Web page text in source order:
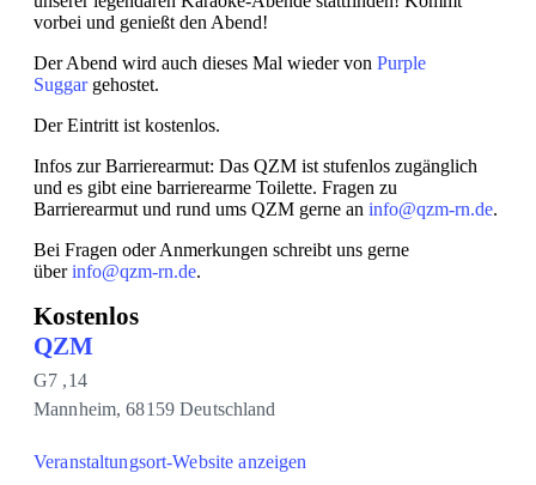
vorbei und genießt den Abend!
Der Abend wird auch dieses Mal wieder von Purple
Suggargehostet.
Der Eintritt ist kostenlos.
Infos zur Barrierearmut: Das QZM ist stufenlos zugänglich
und es gibt eine barrierearme Toilette. Fragen zu
Barrierearmut und rund ums QZM gerne an info@qzm-rn.de.
Bei Fragen oder Anmerkungen schreibt uns gerne
überinfo@qzm-rn.de.
Kostenlos
QZM
G7 ,14
Mannheim, 68159 Deutschland
Veranstaltungsort-Website anzeigen